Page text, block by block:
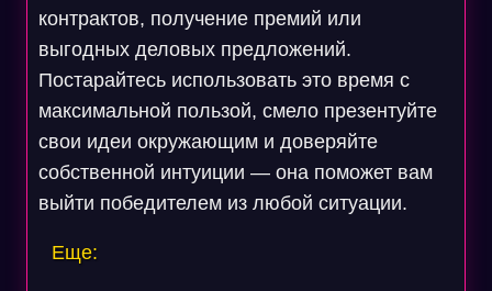
контрактов, получение премий или
выгодных деловых предложений.
Постарайтесь использовать это время с
максимальной пользой, смело презентуйте
свои идеи окружающим и доверяйте
собственной интуиции — она поможет вам
выйти победителем из любой ситуации.
Еще: